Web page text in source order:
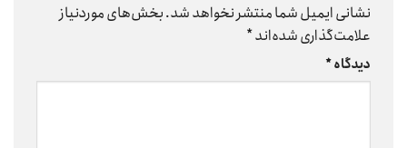
نشانی ایمیل شما منتشر نخواهد شد.بخش‌های موردنیاز
علامت‌گذاری شده‌اند*
دیدگاه*